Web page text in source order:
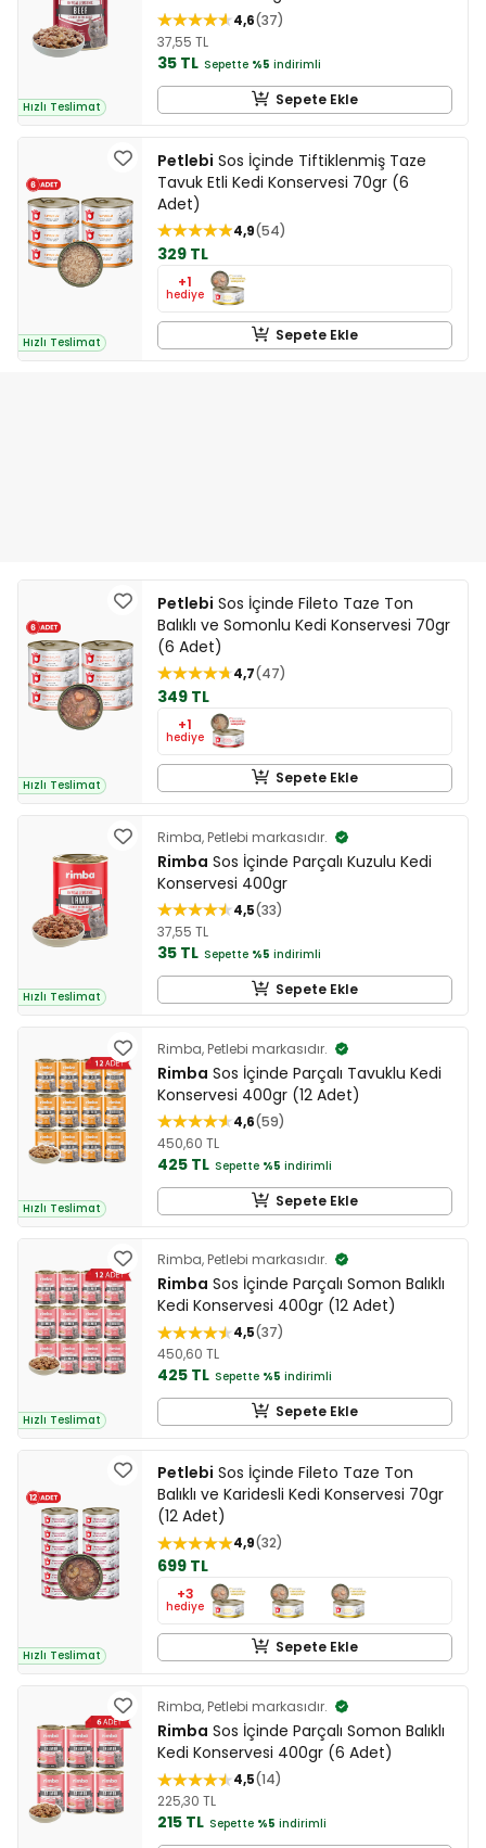
Hızlı Teslimat
4,6 37
37,55 TL
35 TL Sepette %5 indirimli
Sepete Ekle
Hızlı Teslimat
Petlebi Sos İçinde Tiftiklenmiş Taze
Tavuk Etli Kedi Konservesi 70gr (6
Adet)
4,9 54
329 TL
+1
hediye
Sepete Ekle
Hızlı Teslimat
Petlebi Sos İçinde Fileto Taze Ton
Balıklı ve Somonlu Kedi Konservesi 70gr
(6 Adet)
4,7 47
349 TL
+1
hediye
Sepete Ekle
Hızlı Teslimat
Rimba, Petlebi markasıdır.
Rimba Sos İçinde Parçalı Kuzulu Kedi
Konservesi 400gr
4,5 33
37,55 TL
35 TL Sepette %5 indirimli
Sepete Ekle
Hızlı Teslimat
Rimba, Petlebi markasıdır.
Rimba Sos İçinde Parçalı Tavuklu Kedi
Konservesi 400gr (12 Adet)
4,6 59
450,60 TL
425 TL Sepette %5 indirimli
Sepete Ekle
Hızlı Teslimat
Rimba, Petlebi markasıdır.
Rimba Sos İçinde Parçalı Somon Balıklı
Kedi Konservesi 400gr (12 Adet)
4,5 37
450,60 TL
425 TL Sepette %5 indirimli
Sepete Ekle
Hızlı Teslimat
Petlebi Sos İçinde Fileto Taze Ton
Balıklı ve Karidesli Kedi Konservesi 70gr
(12 Adet)
4,9 32
699 TL
+3
hediye
Sepete Ekle
Rimba, Petlebi markasıdır.
Rimba Sos İçinde Parçalı Somon Balıklı
Kedi Konservesi 400gr (6 Adet)
4,5 14
225,30 TL
215 TL Sepette %5 indirimli